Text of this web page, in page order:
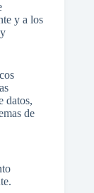
y a los
datos,
de